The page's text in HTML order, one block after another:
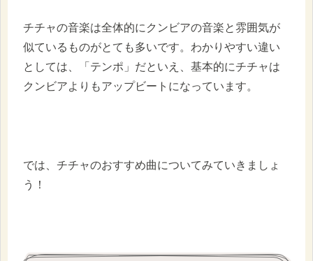
チチャの音楽は全体的にクンビアの音楽と雰囲気が
似ているものがとても多いです。わかりやすい違い
としては、「テンポ」だといえ、基本的にチチャは
クンビアよりもアップビートになっています。
では、チチャのおすすめ曲についてみていきましょ
う！